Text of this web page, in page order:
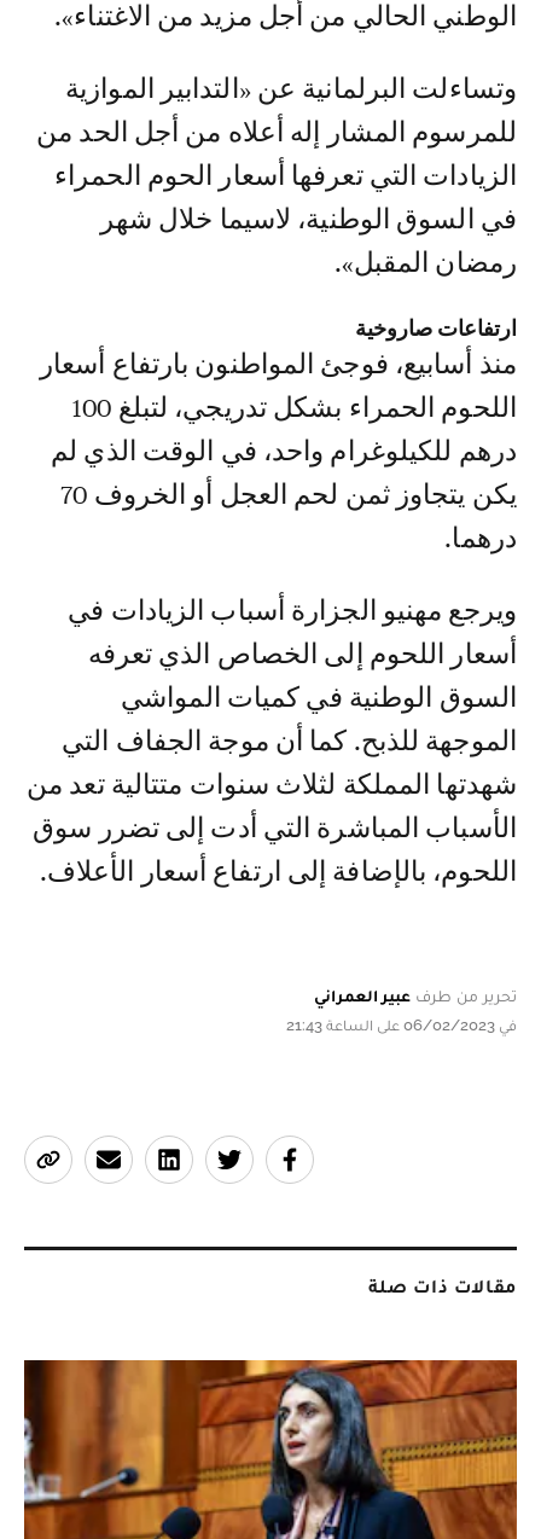
الوطني الحالي من أجل مزيد من الاغتناء».
وتساءلت البرلمانية عن «التدابير الموازية
للمرسوم المشار إله أعلاه من أجل الحد من
الزيادات التي تعرفها أسعار الحوم الحمراء
في السوق الوطنية، لاسيما خلال شهر
رمضان المقبل».
ارتفاعات صاروخية
منذ أسابيع، فوجئ المواطنون بارتفاع أسعار
اللحوم الحمراء بشكل تدريجي، لتبلغ 100
درهم للكيلوغرام واحد، في الوقت الذي لم
يكن يتجاوز ثمن لحم العجل أو الخروف 70
درهما.
ويرجع مهنيو الجزارة أسباب الزيادات في
أسعار اللحوم إلى الخصاص الذي تعرفه
السوق الوطنية في كميات المواشي
الموجهة للذبح. كما أن موجة الجفاف التي
شهدتها المملكة لثلاث سنوات متتالية تعد من
الأسباب المباشرة التي أدت إلى تضرر سوق
اللحوم، بالإضافة إلى ارتفاع أسعار الأعلاف.
تحرير من طرف عبير العمراني
في 06/02/2023 على الساعة 21:43
مقالات ذات صلة